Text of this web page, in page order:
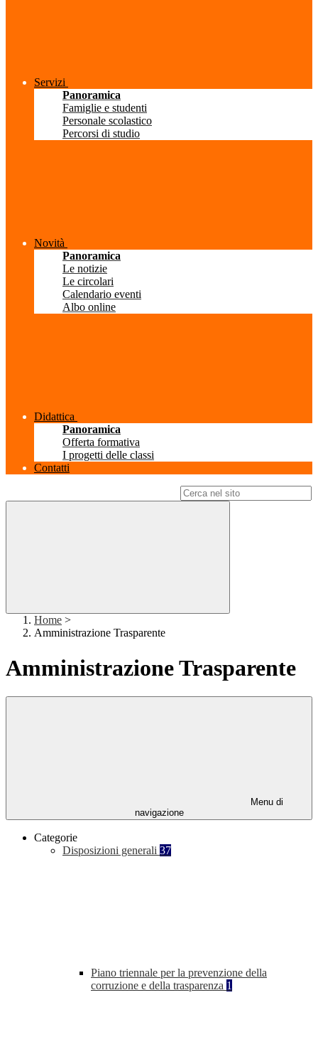
Servizi
Panoramica
Famiglie e studenti
Personale scolastico
Percorsi di studio
Novità
Panoramica
Le notizie
Le circolari
Calendario eventi
Albo online
Didattica
Panoramica
Offerta formativa
I progetti delle classi
Contatti
Home >
Amministrazione Trasparente
Amministrazione Trasparente
Menu di
navigazione
Categorie
Disposizioni generali 37
Piano triennale per la prevenzione della
corruzione e della trasparenza 1